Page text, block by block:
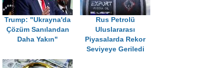
Trump: "Ukrayna'da
Çözüm Sanılandan
Daha Yakın"
Rus Petrolü
Uluslararası
Piyasalarda Rekor
Seviyeye Geriledi